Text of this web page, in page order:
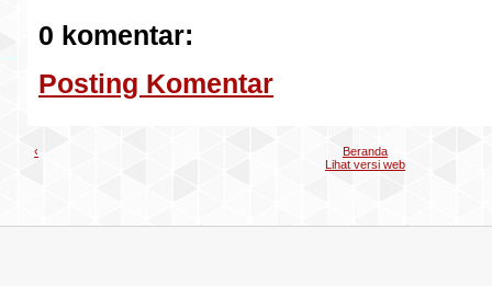
0 komentar:
Posting Komentar
‹
Beranda
Lihat versi web